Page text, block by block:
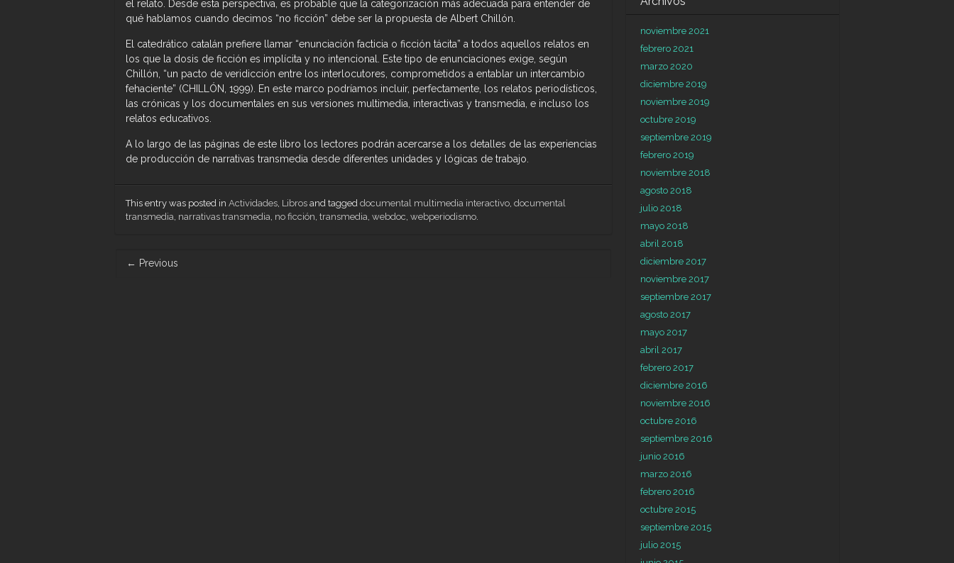
el relato. Desde esta perspectiva, es probable que la categorización más adecuada para entender de
qué hablamos cuando decimos “no ficción” debe ser la propuesta de Albert Chillón.
El catedrático catalán prefiere llamar “enunciación facticia o ficción tácita” a todos aquellos relatos en
los que la dosis de ficción es implícita y no intencional. Este tipo de enunciaciones exige, según
Chillón, “un pacto de veridicción entre los interlocutores, comprometidos a entablar un intercambio
fehaciente” (CHILLÓN, 1999). En este marco podríamos incluir, perfectamente, los relatos periodísticos,
las crónicas y los documentales en sus versiones multimedia, interactivas y transmedia, e incluso los
relatos educativos.
A lo largo de las páginas de este libro los lectores podrán acercarse a los detalles de las experiencias
de producción de narrativas transmedia desde diferentes unidades y lógicas de trabajo.
This entry was posted in Actividades Libros and tagged documental multimedia interactivo documental
transmedia narrativas transmedia no ficción transmedia webdoc webperiodismo
navigation
← Previous
noviembre 2021
febrero 2021
marzo 2020
diciembre 2019
noviembre 2019
octubre 2019
septiembre 2019
febrero 2019
noviembre 2018
agosto 2018
julio 2018
mayo 2018
abril 2018
diciembre 2017
noviembre 2017
septiembre 2017
agosto 2017
mayo 2017
abril 2017
febrero 2017
diciembre 2016
noviembre 2016
octubre 2016
septiembre 2016
junio 2016
marzo 2016
febrero 2016
octubre 2015
septiembre 2015
julio 2015